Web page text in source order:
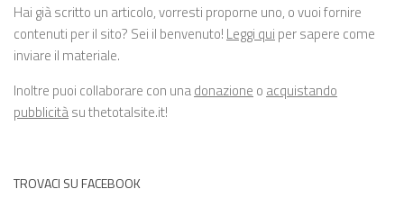
Hai già scritto un articolo, vorresti proporne uno, o vuoi fornire
contenuti per il sito? Sei il benvenuto! Leggi qui per sapere come
inviare il materiale.
Inoltre puoi collaborare con unadonazione o acquistando
pubblicitàsu thetotalsite.it!
TROVACI SU FACEBOOK